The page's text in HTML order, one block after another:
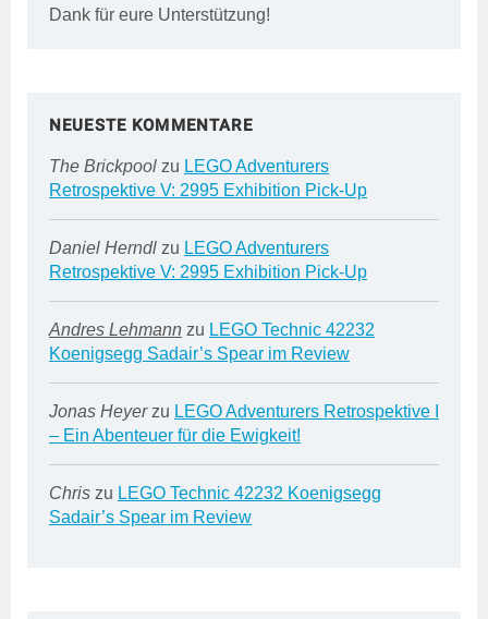
Dank für eure Unterstützung!
NEUESTE KOMMENTARE
The Brickpool zu LEGO Adventurers
Retrospektive V: 2995 Exhibition Pick-Up
Daniel Herndl zu LEGO Adventurers
Retrospektive V: 2995 Exhibition Pick-Up
Andres Lehmann zu LEGO Technic 42232
Koenigsegg Sadair’s Spear im Review
Jonas Heyerzu LEGO Adventurers Retrospektive I
– Ein Abenteuer für die Ewigkeit!
Chris zu LEGO Technic 42232 Koenigsegg
Sadair’s Spear im Review